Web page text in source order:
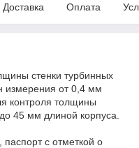
Доставка Оплата
стенки турбинных
измерения от 0,4 мм
контроля толщины
45 мм длиной корпуса.
паспорт с отметкой о